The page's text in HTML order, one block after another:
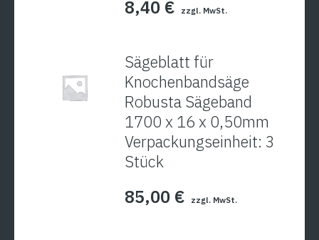
8,40 € zzgl. MwSt.
Sägeblatt für
Knochenbandsäge
Robusta Sägeband
1700 x 16 x 0,50mm
Verpackungseinheit: 3
Stück
85,00 € zzgl. MwSt.